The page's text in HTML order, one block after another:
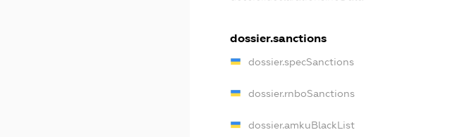
dossier.sanctions
dossier.specSanctions
dossier.rnboSanctions
dossier.amkuBlackList